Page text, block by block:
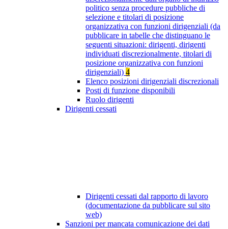
politico senza procedure pubbliche di
selezione e titolari di posizione
organizzativa con funzioni dirigenziali (da
pubblicare in tabelle che distinguano le
seguenti situazioni: dirigenti, dirigenti
individuati discrezionalmente, titolari di
posizione organizzativa con funzioni
dirigenziali) 4
Elenco posizioni dirigenziali discrezionali
Posti di funzione disponibili
Ruolo dirigenti
Dirigenti cessati
Dirigenti cessati dal rapporto di lavoro
(documentazione da pubblicare sul sito
web)
Sanzioni per mancata comunicazione dei dati